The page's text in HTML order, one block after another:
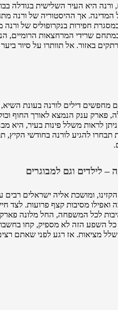
היא העיר השלישית בגודלה
המדינה. אך ההיסטוריה של ורנה
חפירות בנקרופוליס של
שרידי המרחצאות הרומיים,
מחפשים דילים לורנה בעונת
פארק ענק הנמצא לאורך החוף
להגיע לורנה בחודשי הקיץ,
– לילדים וגם למבוגרים
הקזינו, ומושכת אליה ישראלים
ואפילו מסיבות קצף פרועות. לצד
לכל המשפחה, החל מלונה
כל השפע הזה לא מספיק, קחו
שלל מציאות. אז רגע לפני שאתם